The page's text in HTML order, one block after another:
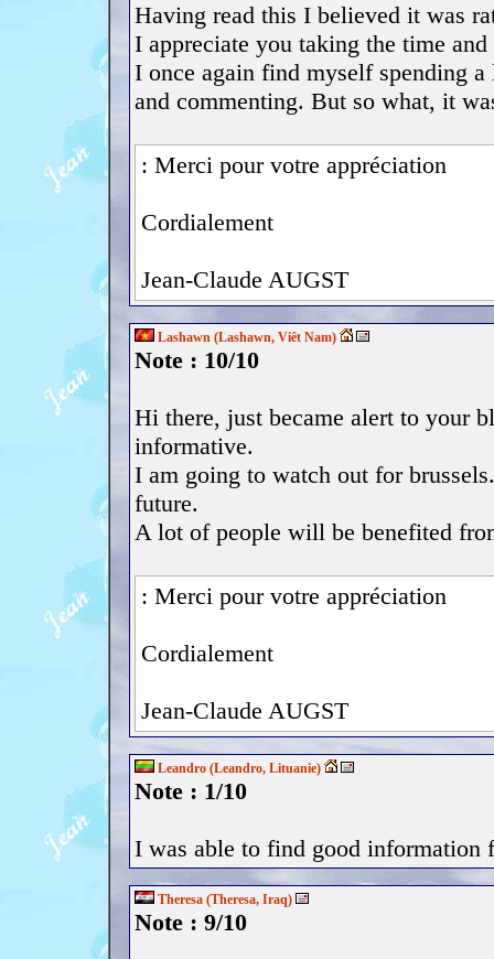
Having read this I believed it was
I appreciate you taking the time
I once again find myself spending
and commenting. But so what, it
: Merci pour votre appréciation
Cordialement
Jean-Claude AUGST
Lashawn (Lashawn, Viêt Nam)
Note : 10/10
Hi there, just became alert to your
informative.
I am going to watch out for
future.
A lot of people will be benefited
: Merci pour votre appréciation
Cordialement
Jean-Claude AUGST
Leandro (Leandro, Lituanie)
Note : 1/10
I was able to find good information
Theresa (Theresa, Iraq)
Note : 9/10